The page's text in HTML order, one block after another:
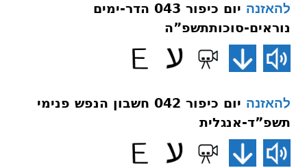
להאזנה
יום כיפור 043 הדר-ימים
נוראים-סוכותתשפ”ה
להאזנה
יום כיפור 042 חשבון הנפש פנימי
תשפ”ד-אנגלית